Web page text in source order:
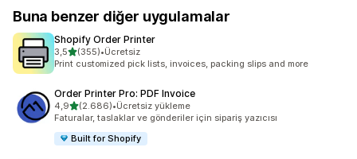
Buna benzer diğer uygulamalar
Shopify Order Printer
3,55 yıldız üzerinden
(355)
toplam 355 değerlendirme
•Ücretsiz
Print customized pick lists, invoices, packing slips and more
Order Printer Pro: PDF Invoice
4,95 yıldız üzerinden
(2.686)
toplam 2686 değerlendirme
•Ücretsiz yükleme
Faturalar, taslaklar ve gönderiler için sipariş yazıcısı
Built for Shopify